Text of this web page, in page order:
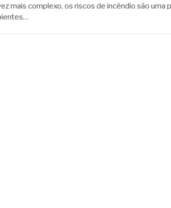
mais complexo, os riscos de incêndio são uma